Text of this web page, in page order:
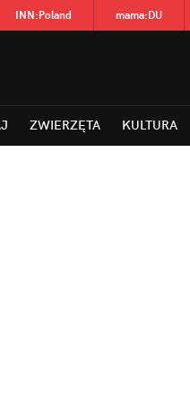
INN:Poland mama:DU
ZWIERZĘTA KULTURA